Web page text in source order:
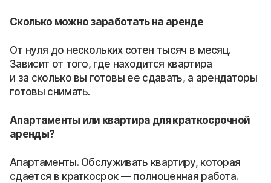
Сколько можно заработать на аренде
От нуля до нескольких сотен тысяч в месяц.
Зависит от того, где находится квартира
и за сколько вы готовы ее сдавать, а арендаторы
готовы снимать.
Апартаменты или квартира для краткосрочной
аренды?
Апартаменты. Обслуживать квартиру, которая
сдается в краткосрок — полноценная работа.